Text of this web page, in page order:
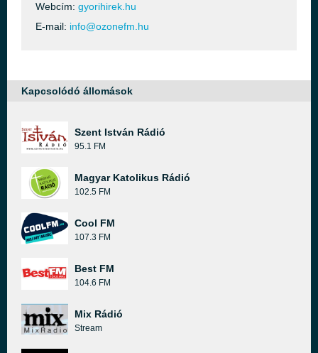
Webcím: gyorihirek.hu
E-mail: info@ozonefm.hu
Kapcsolódó állomások
Szent István Rádió
95.1 FM
Magyar Katolikus Rádió
102.5 FM
Cool FM
107.3 FM
Best FM
104.6 FM
Mix Rádió
Stream